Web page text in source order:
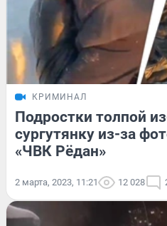
КРИМИНАЛ
Подростки толпой
сургутянку из-за
«ЧВК Рёдан»
2 марта, 2023, 11:21 12 028